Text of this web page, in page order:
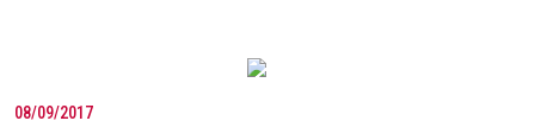
08/09/2017